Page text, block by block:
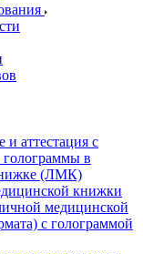
и аттестация с
в
(ЛМК)
книжки
медицинской
с голограммой